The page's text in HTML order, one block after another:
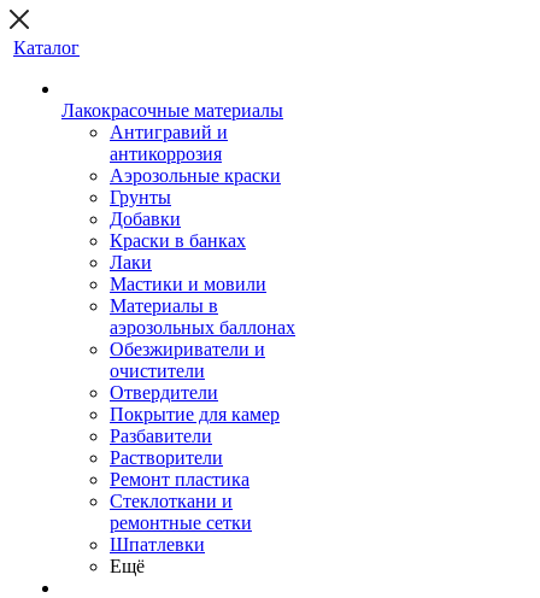
Каталог
Лакокрасочные материалы
Антигравий и
антикоррозия
Аэрозольные краски
Грунты
Добавки
Краски в банках
Лаки
Мастики и мовили
Материалы в
аэрозольных баллонах
Обезжириватели и
очистители
Отвердители
Покрытие для камер
Разбавители
Растворители
Ремонт пластика
Стеклоткани и
ремонтные сетки
Шпатлевки
Ещё